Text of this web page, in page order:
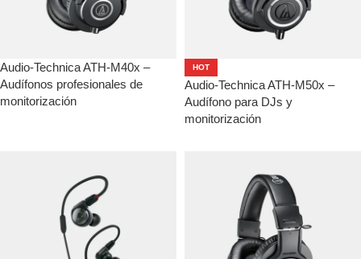
Audio-Technica ATH-M40x –
Audífonos profesionales de
monitorización
HOT
Audio-Technica ATH-M50x –
Audífono para DJs y
monitorización